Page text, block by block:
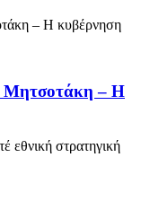
Μητσοτάκη – Η